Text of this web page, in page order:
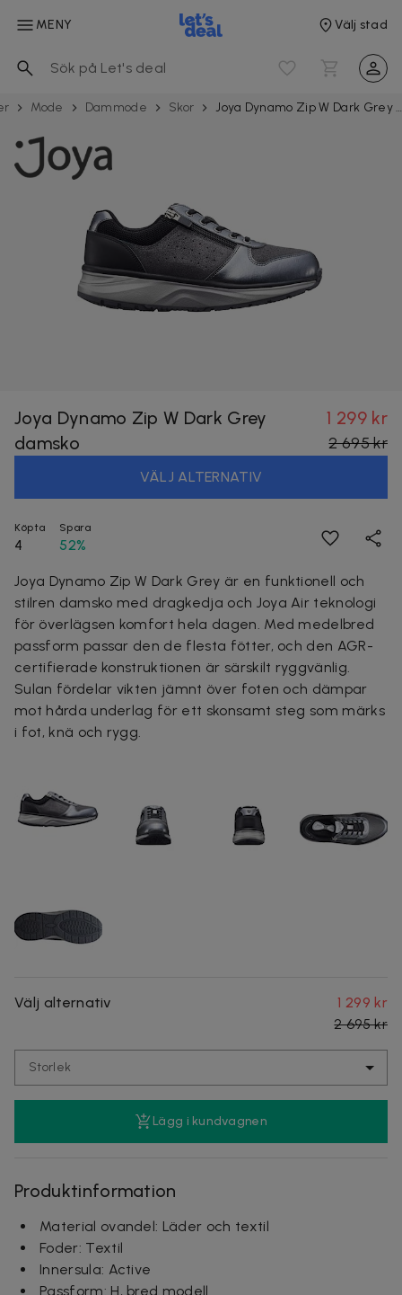
MENY Välj stad
Mode Dammode Skor Joya Dynamo Zip W Dark Grey damsko
Joya Dynamo Zip W Dark Grey
damsko
1 299 kr
2 695 kr
VÄLJ ALTERNATIV
Köpta
4
Spara
52%
Joya Dynamo Zip W Dark Grey är en funktionell och
stilren damsko med dragkedja och Joya Air teknologi
för överlägsen komfort hela dagen. Med medelbred
passform passar den de flesta fötter, och den AGR-
certifierade konstruktionen är särskilt ryggvänlig.
Sulan fördelar vikten jämnt över foten och dämpar
mot hårda underlag för ett skonsamt steg som märks
i fot, knä och rygg.
Välj alternativ
1 299 kr
2 695 kr
Storlek
Lägg i kundvagnen
Produktinformation
Material ovandel: Läder och textil
Foder: Textil
Innersula: Active
Passform: H, bred modell